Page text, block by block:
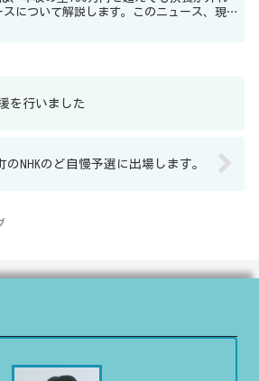
について解説します。このニュース、現在
を行いました
NHKのど自慢予選に出場します。